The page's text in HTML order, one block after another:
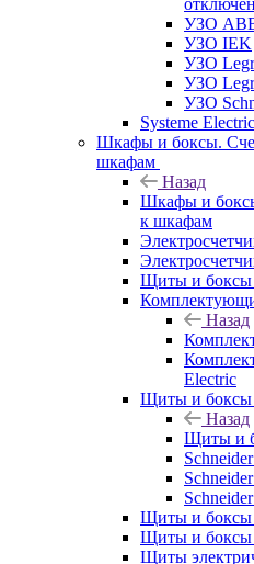
УЗО
УЗО IEK
УЗО
УЗО
УЗО
Systeme
Шкафы и боксы.
шкафам
Назад
Шкафы и
к шкафам
Щиты и
Назад
Electric
Щиты и боксы
Назад
Щиты и
Щиты и боксы
Щиты и
Щиты